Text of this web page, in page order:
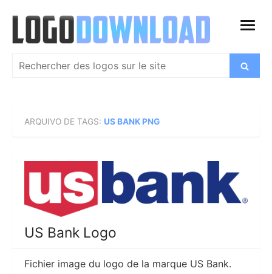
content
open
Search
Search
ARQUIVO DE TAGS: US BANK PNG
US Bank Logo
Fichier image du logo de la marque US Bank.